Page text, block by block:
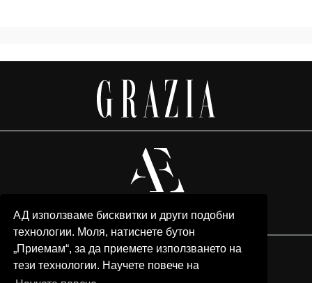
АД използваме бисквитки и други подобни
технологии. Моля, натиснете бутон
„Приемам“, за да приемете използването на
тези технологии. Научете повече на
© 2026 Grazia Media LLC. All Rights Reserved.